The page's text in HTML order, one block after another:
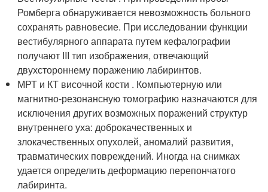
Ромберга обнаруживается невозможность больного
сохранять равновесие. При исследовании функции
вестибулярного аппарата путем кефалографии
получают III тип изображения, отвечающий
двухстороннему поражению лабиринтов.
МРТ и КТ височной кости . Компьютерную или
магнитно-резонансную томографию назначаются для
исключения других возможных поражений структур
внутреннего уха: доброкачественных и
злокачественных опухолей, аномалий развития,
травматических повреждений. Иногда на снимках
удается определить деформацию перепончатого
лабиринта.